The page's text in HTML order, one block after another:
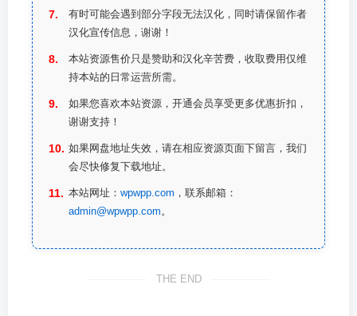
有时可能会遇到部分字段无法汉化，同时请保留作者
汉化宣传信息，谢谢！
本站资源售价只是赞助和汉化辛苦费，收取费用仅维
持本站的日常运营所需。
如果您喜欢本站资源，开通会员享受更多优惠折扣，
谢谢支持！
如果网盘地址失效，请在相应资源页面下留言，我们
会尽快修复下载地址。
本站网址： wpwpp.com ，联系邮箱：
admin@wpwpp.com 。
THE END